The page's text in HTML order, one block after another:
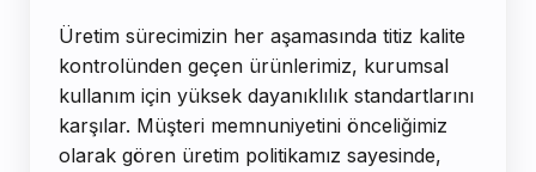
Üretim sürecimizin her aşamasında titiz kalite
kontrolünden geçen ürünlerimiz, kurumsal
kullanım için yüksek dayanıklılık standartlarını
karşılar. Müşteri memnuniyetini önceliğimiz
olarak gören üretim politikamız sayesinde,